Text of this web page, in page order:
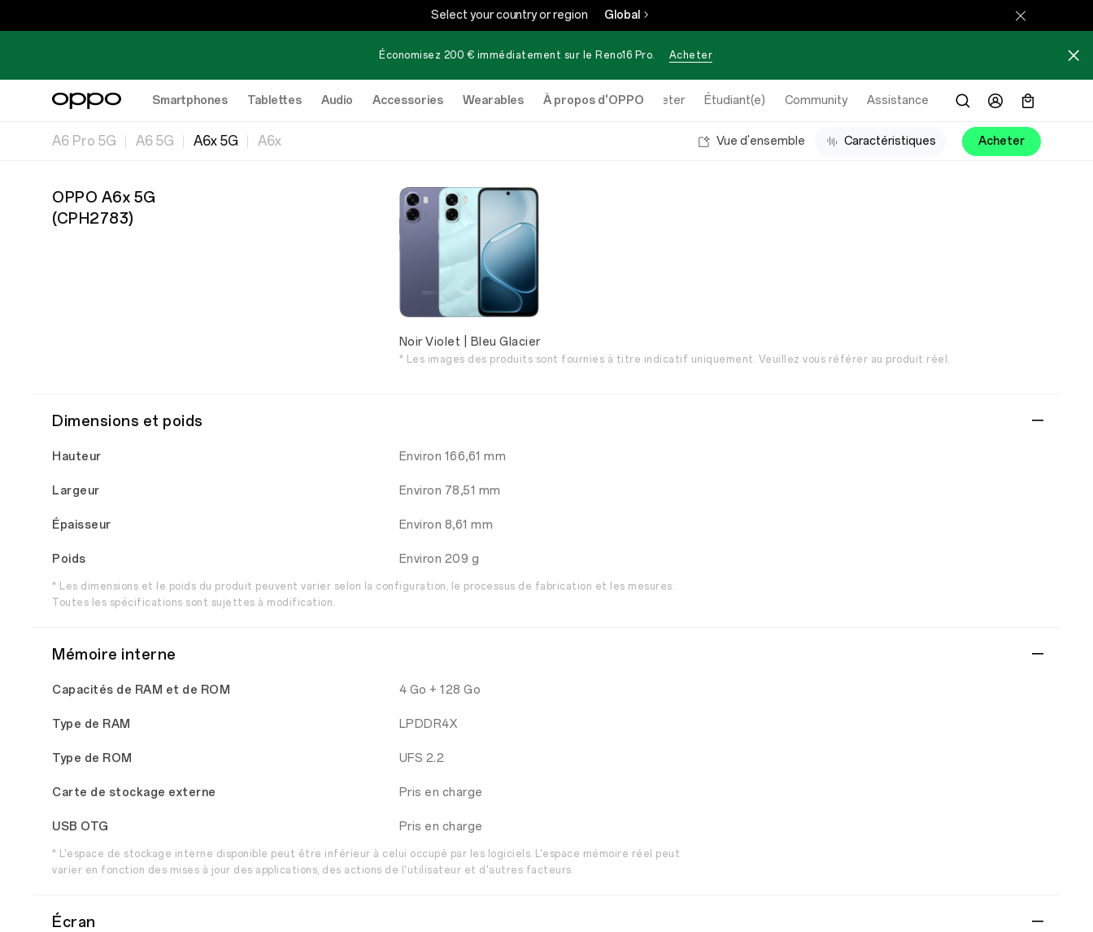
Select your country or region Global
Économisez 200 € immédiatement sur le Reno16 Pro. Acheter
Smartphones Tablettes Audio Accessories Wearables À propos d'OPPOAcheter Étudiant(e) Community Assistance
A6 Pro 5G A6 5G A6x 5G A6x Vue d'ensemble Caractéristiques Acheter
OPPO A6x 5G
(CPH2783)
Noir Violet | Bleu Glacier
* Les images des produits sont fournies à titre indicatif uniquement. Veuillez vous référer au produit réel.
Dimensions et poids
Hauteur Environ 166,61 mm
Largeur Environ 78,51 mm
Épaisseur Environ 8,61 mm
Poids Environ 209 g
* Les dimensions et le poids du produit peuvent varier selon la configuration, le processus de fabrication et les mesures.
Toutes les spécifications sont sujettes à modification.
Mémoire interne
Capacités de RAM et de ROM 4 Go + 128 Go
Type de RAM LPDDR4X
Type de ROM UFS 2.2
Carte de stockage externe Pris en charge
USB OTG Pris en charge
* L'espace de stockage interne disponible peut être inférieur à celui occupé par les logiciels. L'espace mémoire réel peut
varier en fonction des mises à jour des applications, des actions de l'utilisateur et d'autres facteurs.
Écran